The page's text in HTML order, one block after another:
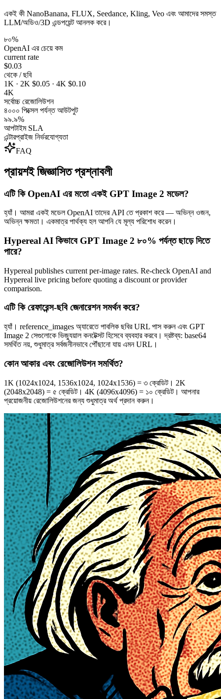
একই কী NanoBanana, FLUX, Seedance, Kling, Veo এবং আমাদের সমস্ত
LLM/অডিও/3D এন্ডপয়েন্ট আনলক করে।
৮০%
OpenAI এর চেয়ে কম
current rate
$0.03
থেকে / ছবি
1K · 2K $0.05 · 4K $0.10
4K
সর্বোচ্চ রেজোলিউশন
৪০০০ পিক্সেল পর্যন্ত আউটপুট
৯৯.৯%
আপটাইম SLA
এন্টারপ্রাইজ নির্ভরযোগ্যতা
FAQ
প্রায়শই জিজ্ঞাসিত প্রশ্নাবলী
এটি কি OpenAI এর মতো একই GPT Image 2 মডেল?
হ্যাঁ। আমরা একই মডেল OpenAI তাদের API তে প্রকাশ করে — অভিন্ন ওজন,
অভিন্ন ক্ষমতা। একমাত্র পার্থক্য হল আপনি যে মূল্য পরিশোধ করেন।
Hypereal AI কিভাবে GPT Image 2 ৮০% পর্যন্ত ছাড়ে দিতে
পারে?
Hypereal publishes current per-image rates. Re-check OpenAI and
Hypereal live pricing before quoting a discount or provider
comparison.
এটি কি রেফারেন্স-ছবি জেনারেশন সমর্থন করে?
হ্যাঁ। reference_images অ্যারেতে পাবলিক ছবির URL পাস করুন এবং GPT
Image 2 সেগুলোকে ভিজ্যুয়াল কনটেক্সট হিসেবে ব্যবহার করবে। দ্রষ্টব্য: base64
সমর্থিত নয়, শুধুমাত্র সর্বজনীনভাবে পৌঁছানো যায় এমন URL।
কোন আকার এবং রেজোলিউশন সমর্থিত?
1K (1024x1024, 1536x1024, 1024x1536) = ৩ ক্রেডিট। 2K
(2048x2048) = ৫ ক্রেডিট। 4K (4096x4096) = ১০ ক্রেডিট। আপনার
প্রয়োজনীয় রেজোলিউশনের জন্য শুধুমাত্র অর্থ প্রদান করুন।